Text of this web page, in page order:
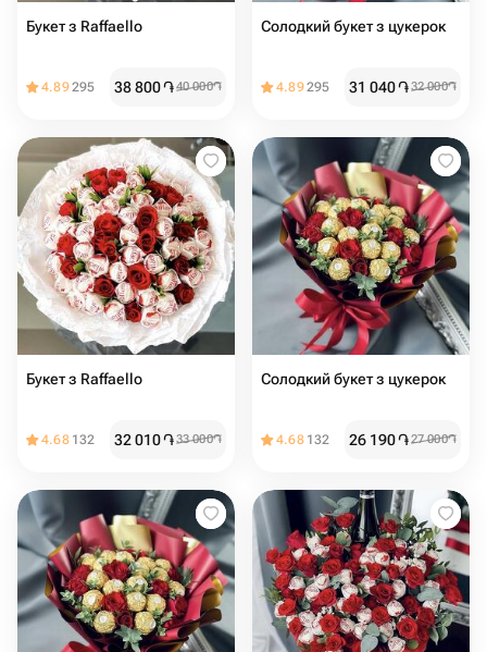
Букет з Raffaello
4.89295 38 800֏40 000֏
Солодкий букет з цукерок
4.89295 31 040֏32 000֏
Букет з Raffaello
4.68 132 32 010֏33 000֏
Солодкий букет з цукерок
4.68 132 26 190֏27 000֏